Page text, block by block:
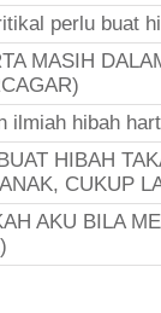
perlu buat
MASIH
ilmiah hibah
HIBAH
CUKUP
AKU BILA